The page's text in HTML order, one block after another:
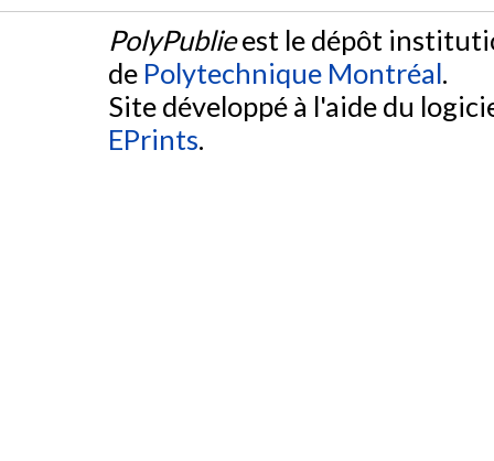
PolyPublieest le dépôt
de Polytechnique Montréal.
Site développé à l'aide du
EPrints.